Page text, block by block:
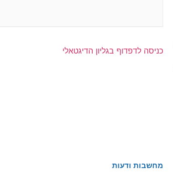
כניסה לדפדוף בגליון הדיגטאלי
מחשבות ודעות